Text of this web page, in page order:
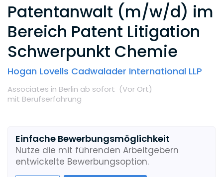
Patentanwalt (m/w/d) im
Bereich Patent Litigation
Schwerpunkt Chemie
Hogan Lovells Cadwalader International LLP
Associates in Berlin ab sofort (Vor Ort)
mit Berufserfahrung
Einfache Bewerbungsmöglichkeit
Nutze die mit führenden Arbeitgebern
entwickelte Bewerbungsoption.